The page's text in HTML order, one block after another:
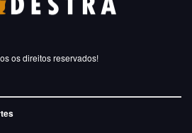
os direitos reservados!